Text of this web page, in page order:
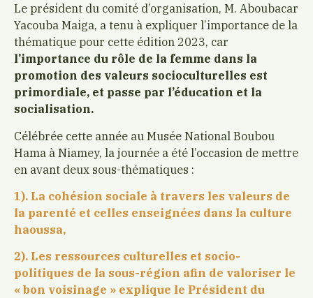
Le président du comité d’organisation, M. Aboubacar
Yacouba Maiga, a tenu à expliquer l’importance de la
thématique pour cette édition 2023, car
l’importance du rôle de la femme dans la
promotion des valeurs socioculturelles est
primordiale, et passe par l’éducation et la
socialisation.
Célébrée cette année au Musée National Boubou
Hama à Niamey, la journée a été l’occasion de mettre
en avant deux sous-thématiques :
1). La cohésion sociale à travers les valeurs de
la parenté et celles enseignées dans la culture
haoussa,
2). Les ressources culturelles et socio-
politiques de la sous-région afin de valoriser le
« bon voisinage » explique le Président du